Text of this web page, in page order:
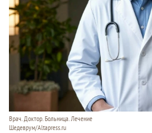
Врач. Доктор. Больница. Лечение
Шедеврум/Altapress.ru